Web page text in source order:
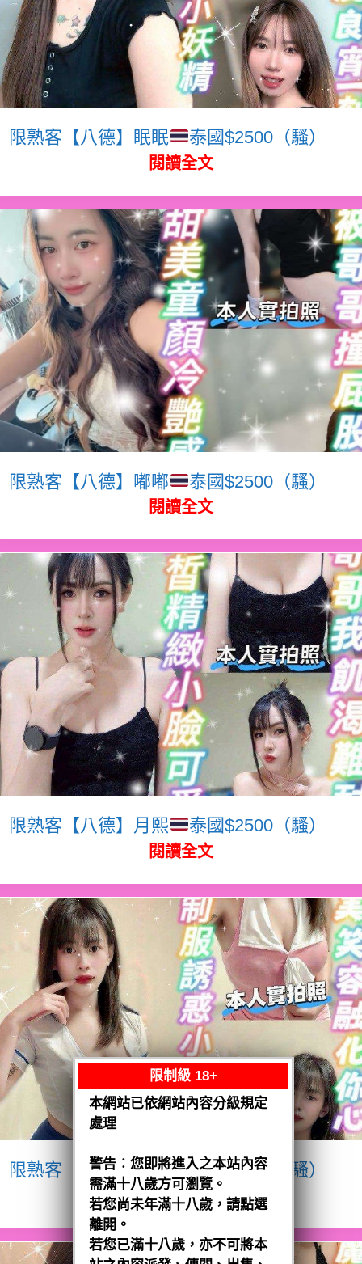
限熟客【八德】眠眠 泰國$2500（騷）
閱讀全文
限熟客【八德】嘟嘟 泰國$2500（騷）
閱讀全文
限熟客【八德】月熙 泰國$2500（騷）
閱讀全文
限熟客【八德】宥瑄 泰國$2500（騷）
閱讀全文
限制級 18+
本網站已依網站內容分級規定
處理
警告︰您即將進入之本站內容
需滿十八歲方可瀏覽。
若您尚未年滿十八歲，請點選
離開。
若您已滿十八歲，亦不可將本